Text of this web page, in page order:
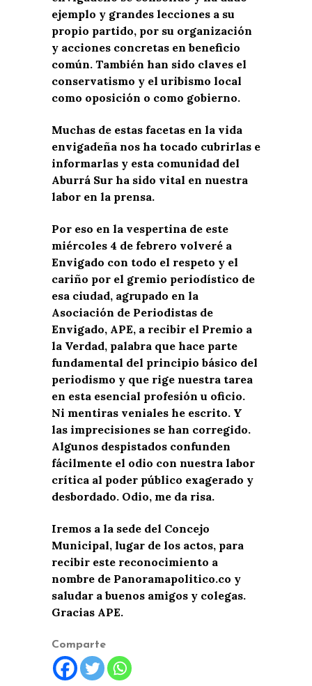
ejemplo y grandes lecciones a su
propio partido, por su organización
y acciones concretas en beneficio
común. También han sido claves el
conservatismo y el uribismo local
como oposición o como gobierno.
Muchas de estas facetas en la vida
envigadeña nos ha tocado cubrirlas e
informarlas y esta comunidad del
Aburrá Sur ha sido vital en nuestra
labor en la prensa.
Por eso en la vespertina de este
miércoles 4 de febrero volveré a
Envigado con todo el respeto y el
cariño por el gremio periodístico de
esa ciudad, agrupado en la
Asociación de Periodistas de
Envigado, APE, a recibir el Premio a
la Verdad, palabra que hace parte
fundamental del principio básico del
periodismo y que rige nuestra tarea
en esta esencial profesión u oficio.
Ni mentiras veniales he escrito. Y
las imprecisiones se han corregido.
Algunos despistados confunden
fácilmente el odio con nuestra labor
crítica al poder público exagerado y
desbordado. Odio, me da risa.
Iremos a la sede del Concejo
Municipal, lugar de los actos, para
recibir este reconocimiento a
nombre de Panoramapolitico.co y
saludar a buenos amigos y colegas.
Gracias APE.
Comparte